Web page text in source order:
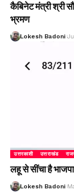
कैबिनेट मंत्री श्री
भ्रमण
Lokesh Badoni
उत्तरकाशी उत्तराखंड
लहू से सींचा है
Lokesh Badoni